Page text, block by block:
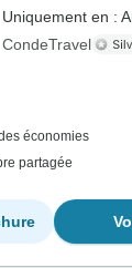
Uniquement en :
CondeTravel
économies
partagée